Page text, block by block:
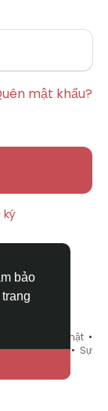
bảo
mật khẩu?
sách bảo mật •
•Diễn đàn• Sự